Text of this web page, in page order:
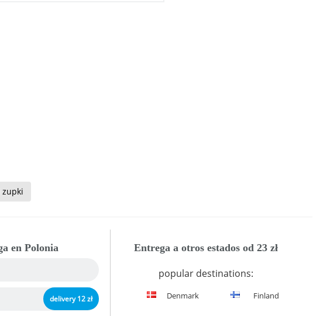
en Polonia
delivery 12 zł
Entrega a otros estados od 23 zł
popular destinations:
Denmark Finland